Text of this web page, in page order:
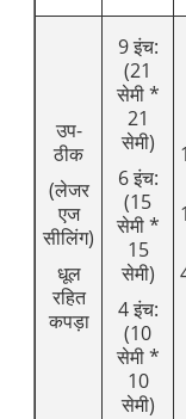
उप-
ठीक
(लेजर
एज
सीलिंग)
धूल
रहित
कपड़ा
9 इंच:
(21
सेमी *
21
सेमी)
6 इंच:
(15
सेमी *
15
सेमी)
4 इंच:
(10
सेमी *
10
सेमी)